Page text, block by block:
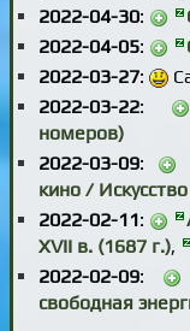
2022-04-30:
2022-04-05:
2022-03-27:
2022-03-22:
номеров)
2022-03-09:
кино /
2022-02-11:
XVII в. (1687 г.),
2022-02-09:
свободная